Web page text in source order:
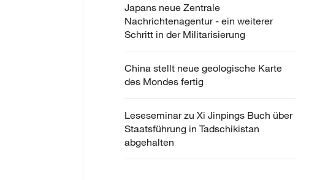
Japans neue Zentrale
Nachrichtenagentur - ein weiterer
Schritt in der Militarisierung
China stellt neue geologische Karte
des Mondes fertig
Leseseminar zu Xi Jinpings Buch über
Staatsführung in Tadschikistan
abgehalten